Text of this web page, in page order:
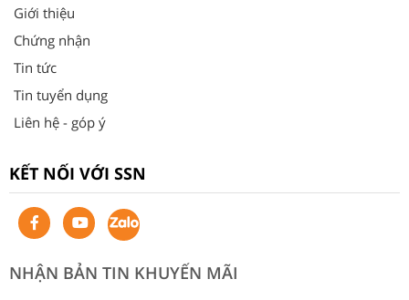
Giới thiệu
Chứng nhận
Tin tức
Tin tuyển dụng
Liên hệ - góp ý
KẾT NỐI VỚI SSN
NHẬN BẢN TIN KHUYẾN MÃI